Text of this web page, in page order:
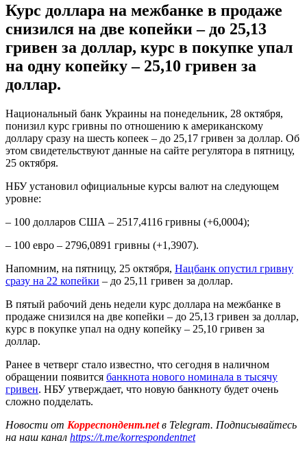
Курс доллара на межбанке в продаже
снизился на две копейки – до 25,13
гривен за доллар, курс в покупке упал
на одну копейку – 25,10 гривен за
доллар.
Национальный банк Украины на понедельник, 28 октября,
понизил курс гривны по отношению к американскому
доллару сразу на шесть копеек – до 25,17 гривен за доллар. Об
этом свидетельствуют данные на сайте регулятора в пятницу,
25 октября.
НБУ установил официальные курсы валют на следующем
уровне:
– 100 долларов США – 2517,4116 гривны (+6,0004);
– 100 евро – 2796,0891 гривны (+1,3907).
Напомним, на пятницу, 25 октября, Нацбанк опустил гривну
сразу на 22 копейки – до 25,11 гривен за доллар.
В пятый рабочий день недели курс доллара на межбанке в
продаже снизился на две копейки – до 25,13 гривен за доллар,
курс в покупке упал на одну копейку – 25,10 гривен за
доллар.
Ранее в четверг стало известно, что сегодня в наличном
обращении появится банкнота нового номинала в тысячу
гривен. НБУ утверждает, что новую банкноту будет очень
сложно подделать.
Новости от Корреспондент.netв Telegram. Подписывайтесь
на наш канал https://t.me/korrespondentnet